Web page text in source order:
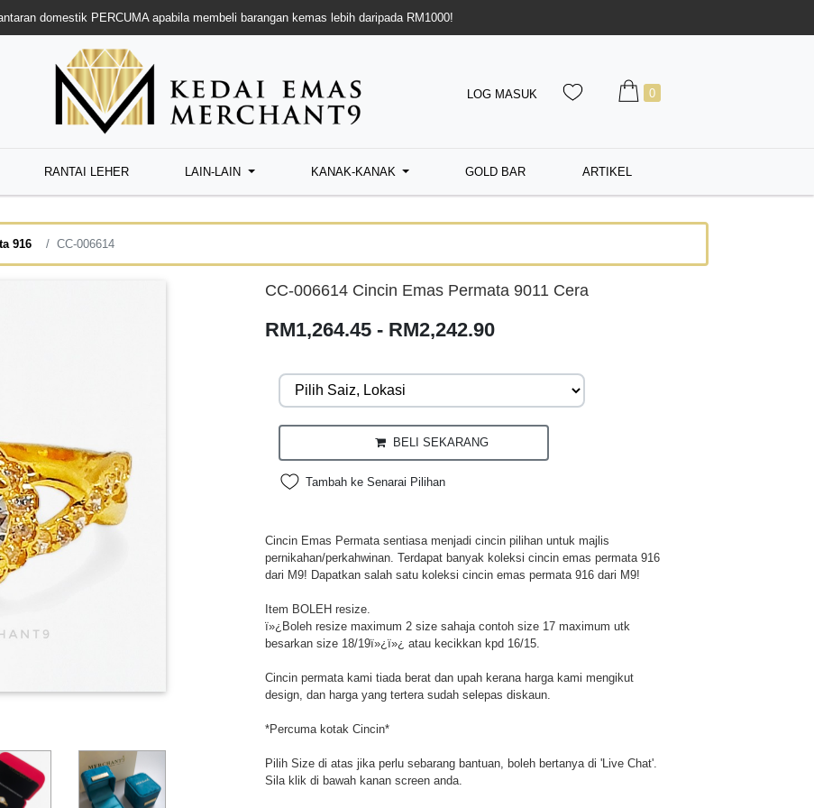
domestik PERCUMA apabila membeli barangan kemas lebih daripada RM1000!
LOG MASUK 0
RANTAI LEHER LAIN-LAIN KANAK-KANAK GOLD BAR ARTIKEL
916 CC-006614
CC-006614 Cincin Emas Permata 9011 Cera
RM1,264.45 - RM2,242.90
BELI SEKARANG
Tambah ke Senarai Pilihan
Cincin Emas Permata sentiasa menjadi cincin pilihan untuk majlis
pernikahan/perkahwinan. Terdapat banyak koleksi cincin emas permata 916
dari M9! Dapatkan salah satu koleksi cincin emas permata 916 dari M9!
Item BOLEH resize.
ï»¿Boleh resize maximum 2 size sahaja contoh size 17 maximum utk
besarkan size 18/19ï»¿ï»¿ atau kecikkan kpd 16/15.
Cincin permata kami tiada berat dan upah kerana harga kami mengikut
design, dan harga yang tertera sudah selepas diskaun.
*Percuma kotak Cincin*
Pilih Size di atas jika perlu sebarang bantuan, boleh bertanya di 'Live Chat'.
Sila klik di bawah kanan screen anda.